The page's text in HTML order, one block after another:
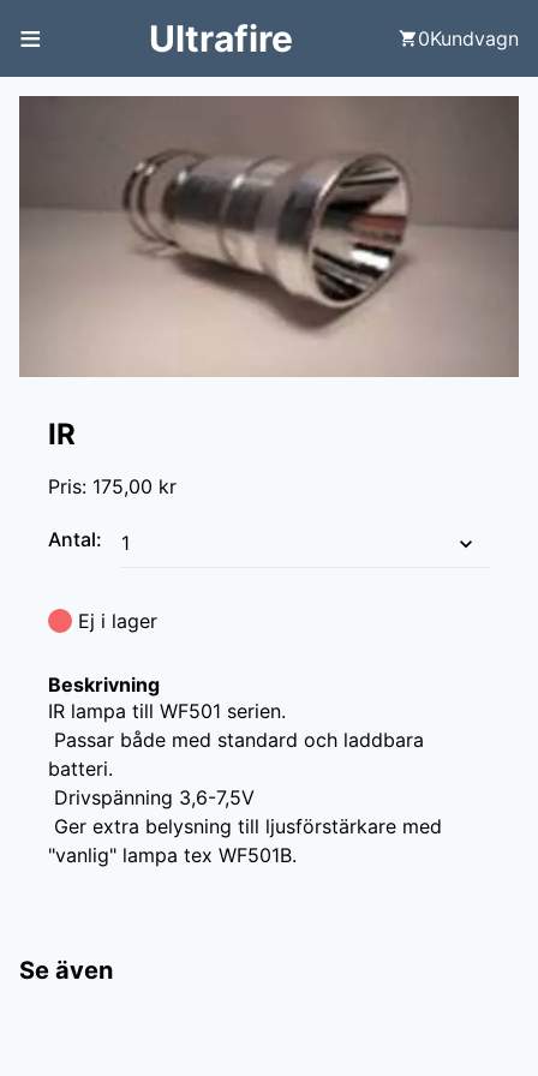
≡ Ultrafire 0Kundvagn
IR
Pris: 175,00 kr
Antal:
Ej i lager
Beskrivning
IR lampa till WF501 serien.
batteri.
"vanlig" lampa tex WF501B.
Se även